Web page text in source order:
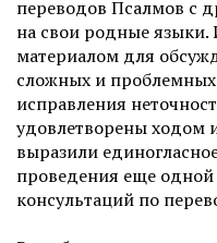
переводов Псалмов с
на свои родные языки.
материалом для
сложных и
исправления
удовлетворены ходом
выразили
проведения еще одной
консультаций по